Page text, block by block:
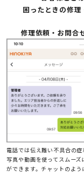
困ったときの修理
修理依頼・お問合
電話では伝え難い不具合の症
写真や動画を使ってスムーズ
ができます。チャットのよう